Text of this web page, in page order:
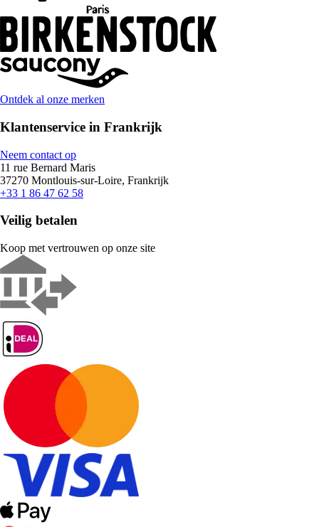
Ontdek al onze merken
Klantenservice in Frankrijk
Neem contact op
11 rue Bernard Maris
37270 Montlouis-sur-Loire, Frankrijk
+33 1 86 47 62 58
Veilig betalen
Koop met vertrouwen op onze site